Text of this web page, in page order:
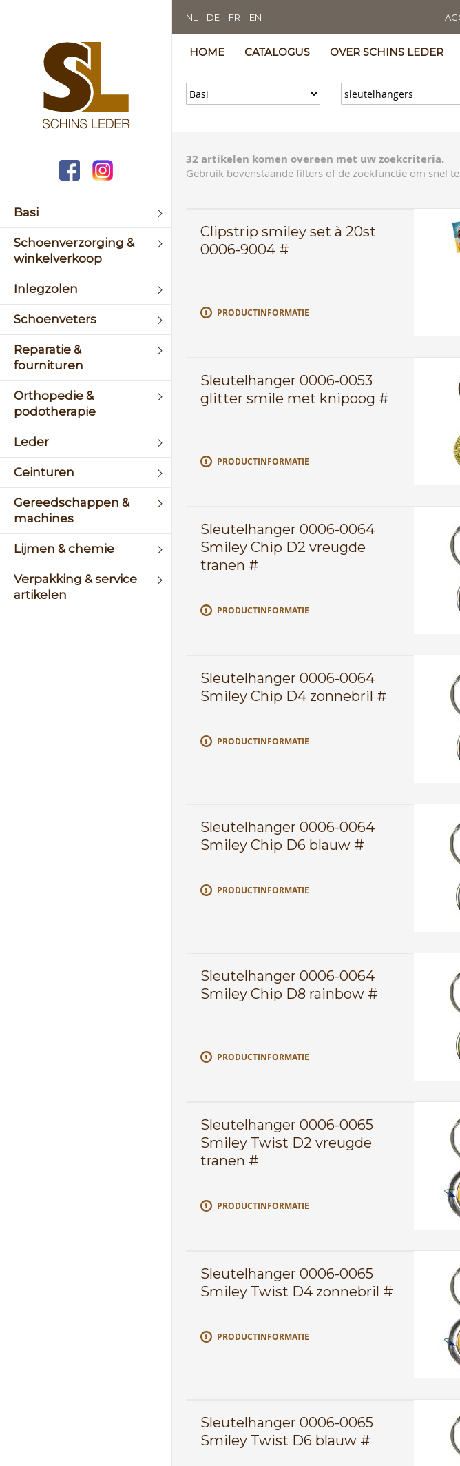
Basi
Schoenverzorging &
winkelverkoop
Inlegzolen
Schoenveters
Reparatie &
fournituren
Orthopedie &
podotherapie
Leder
Ceinturen
Gereedschappen &
machines
Lijmen & chemie
Verpakking & service
artikelen
NL DE FR EN
HOME CATALOGUS OVER SCHINS LEDER
32 artikelen komen overeen met uw zoekcriteria.
Gebruik bovenstaande filters of de zoekfunctie om snel
Clipstrip smiley set à 20st
0006-9004 #
PRODUCTINFORMATIE
Sleutelhanger 0006-0053
glitter smile met knipoog #
PRODUCTINFORMATIE
Sleutelhanger 0006-0064
Smiley Chip D2 vreugde
tranen #
PRODUCTINFORMATIE
Sleutelhanger 0006-0064
Smiley Chip D4 zonnebril #
PRODUCTINFORMATIE
Sleutelhanger 0006-0064
Smiley Chip D6 blauw #
PRODUCTINFORMATIE
Sleutelhanger 0006-0064
Smiley Chip D8 rainbow #
PRODUCTINFORMATIE
Sleutelhanger 0006-0065
Smiley Twist D2 vreugde
tranen #
PRODUCTINFORMATIE
Sleutelhanger 0006-0065
Smiley Twist D4 zonnebril #
PRODUCTINFORMATIE
Sleutelhanger 0006-0065
Smiley Twist D6 blauw #